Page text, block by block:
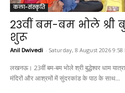
कला-संस्कृति
23वीं बम-बम भोले श्री
शुरू
Anil Dwivedi - Saturday, 8 August 2026 9:58
लखनऊ। 23वीं बम-बम भोले श्री बुद्धेश्वर धाम
मंदिरों और आश्रमों में सुंदरकांड के पाठ के साथ...